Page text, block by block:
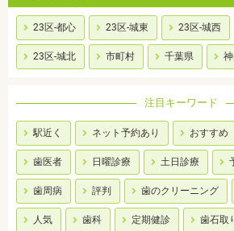
23区-都心 23区-城東 23区-城西
23区-城北 市町村 千葉県
注目キーワード
駅近く ネット予約あり おすすめ
歯医者 日曜診療 土日診療
歯周病 評判 歯のクリーニング
人気 歯科 定期健診 歯石取